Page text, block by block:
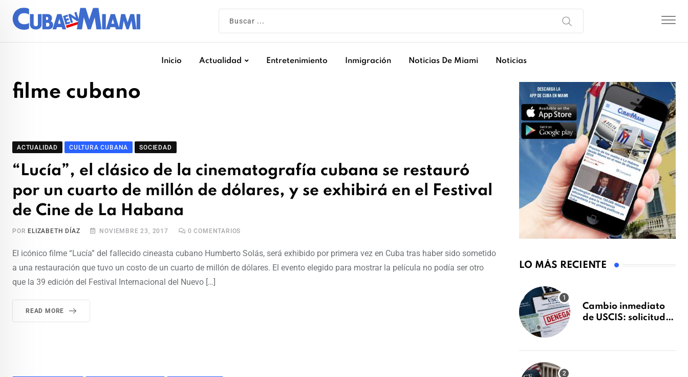
Inicio Actualidad Entretenimiento Inmigración Noticias De Miami Noticias
filme cubano
ACTUALIDAD CULTURA CUBANA SOCIEDAD
“Lucía”, el clásico de la cinematografía cubana se restauró
por un cuarto de millón de dólares, y se exhibirá en el Festival
de Cine de La Habana
POR ELIZABETH DÍAZ NOVIEMBRE 23, 2017 0 COMENTARIOS
El icónico filme “Lucía” del fallecido cineasta cubano Humberto Solás, será exhibido por primera vez en Cuba tras haber sido sometido
a una restauración que tuvo un costo de un cuarto de millón de dólares. El evento elegido para mostrar la película no podía ser otro
que la 39 edición del Festival Internacional del Nuevo […]
READ MORE
LO MÁS RECIENTE
Cambio inmediato
de USCIS: solicitudes
sin previo aviso